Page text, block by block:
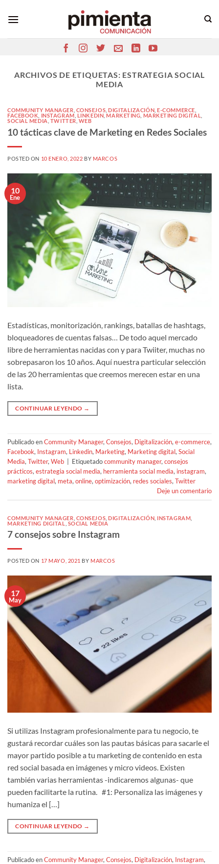
ARCHIVOS DE ETIQUETAS: ESTRATEGIA SOCIAL
MEDIA
COMMUNITY MANAGER CONSEJOS ,DIGITALIZACIÓN ,E-COMMERCE
FACEBOOK
INSTAGRAM LINKEDIN ,MARKETING MARKETING DIGITAL
SOCIAL MEDIA TWITTER WEB
10 tácticas clave de Marketing en Redes Sociales
POSTED ON 10 ENERO, 2022 BY MARCOS
10
Ene
Estadísticas, monitorización, rankings, batallas de hashtags,
bloqueadores de cuentas falsas… De todo aquel mercado
libre de herramientas nacidas con y para Twiiter, muchas no
sobrepasaron los 10 años. Aquí nuestra particular selección
de las 20 herramientas que creemos merecen estar en una
lista.
CONTINUAR LEYENDO →
Publicado enCommunity Manager, Consejos, Digitalización, e-commerce,
Facebook, Instagram, Linkedin, Marketing, Marketing digital, Social
Media, Twitter, Web Etiquetadocommunity manager, consejos
prácticos, estrategia social media, herramienta social media, instagram,
marketing digital, meta, online, optimización, redes sociales, Twitter
Deje un comentario
COMMUNITY MANAGER CONSEJOS ,DIGITALIZACIÓN INSTAGRAM
MARKETING DIGITAL SOCIAL MEDIA
7 consejos sobre Instagram
POSTED ON 17 MAYO, 2021 BY MARCOS
17
May
Si utilizas Instagram profesionalmente para tu negocio, te
gustará recordar cuáles son las pautas básicas para sacarle el
mayor partido posible a tu marketing de contenido en esta
red social basada en imágenes y micro videos. Existen
también varias herramientas -indicaremos algunas- que
pueden facilitarte la rutina. #1: Personaliza las imágenes y
humaniza el […]
CONTINUAR LEYENDO →
Publicado enCommunity Manager, Consejos, Digitalización, Instagram,